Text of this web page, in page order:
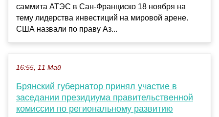
саммита АТЭС в Сан-Франциско 18 ноября на
тему лидерства инвестиций на мировой арене.
США назвали по праву Аз...
16:55, 11 Май
Брянский губернатор принял участие в
заседании президиума правительственной
комиссии по региональному развитию